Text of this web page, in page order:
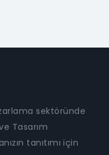
sektöründe
Tasarım
tanıtımı için